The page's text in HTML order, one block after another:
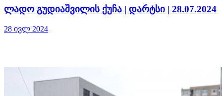
ლადო გუდიაშვილის ქუჩა | დარტსი | 28.07.2024
28 ივლ 2024